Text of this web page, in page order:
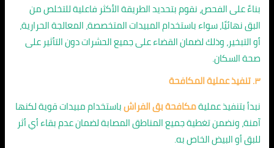
بناءً على الفحص، نقوم بتحديد الطريقة الأكثر فاعلية للتخلص من
البق نهائيًا، سواء باستخدام المبيدات المتخصصة، المعالجة الحرارية،
أو التبخير، وذلك لضمان القضاء على جميع الحشرات دون التأثير على
صحة السكان.
٣. تنفيذ عملية المكافحة
نبدأ بتنفيذ عمليةمكافحة بق الفراشباستخدام مبيدات قوية لكنها
آمنة، ونضمن تغطية جميع المناطق المصابة لضمان عدم بقاء أي أثر
للبق أو البيض الخاص به.